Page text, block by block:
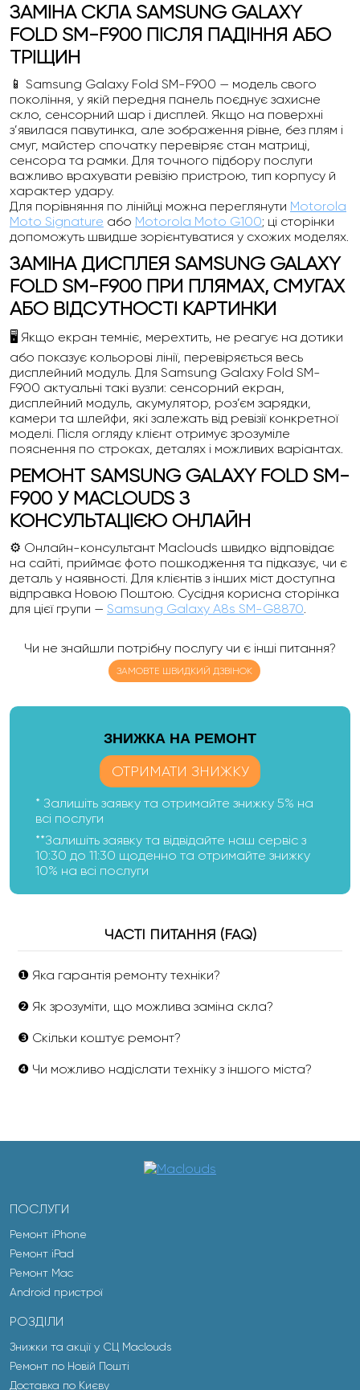
ЗАМІНА СКЛА SAMSUNG GALAXY
FOLD SM-F900 ПІСЛЯ ПАДІННЯ АБО
ТРІЩИН
📱 Samsung Galaxy Fold SM-F900 — модель свого
покоління, у якій передня панель поєднує захисне
скло, сенсорний шар і дисплей. Якщо на поверхні
з’явилася павутинка, але зображення рівне, без плям і
смуг, майстер спочатку перевіряє стан матриці,
сенсора та рамки. Для точного підбору послуги
важливо врахувати ревізію пристрою, тип корпусу й
характер удару.
Для порівняння по лінійці можна переглянути Motorola
Moto Signature або Motorola Moto G100; ці сторінки
допоможуть швидше зорієнтуватися у схожих моделях.
ЗАМІНА ДИСПЛЕЯ SAMSUNG GALAXY
FOLD SM-F900 ПРИ ПЛЯМАХ, СМУГАХ
АБО ВІДСУТНОСТІ КАРТИНКИ
🖥️ Якщо екран темніє, мерехтить, не реагує на дотики
або показує кольорові лінії, перевіряється весь
дисплейний модуль. Для Samsung Galaxy Fold SM-
F900 актуальні такі вузли: сенсорний екран,
дисплейний модуль, акумулятор, роз’єм зарядки,
камери та шлейфи, які залежать від ревізії конкретної
моделі. Після огляду клієнт отримує зрозуміле
пояснення по строках, деталях і можливих варіантах.
РЕМОНТ SAMSUNG GALAXY FOLD SM-
F900 У MACLOUDS З
КОНСУЛЬТАЦІЄЮ ОНЛАЙН
⚙️ Онлайн-консультант Maclouds швидко відповідає
на сайті, приймає фото пошкодження та підказує, чи є
деталь у наявності. Для клієнтів з інших міст доступна
відправка Новою Поштою. Сусідня корисна сторінка
для цієї групи — Samsung Galaxy A8s SM-G8870.
Чи не знайшли потрібну послугу чи є інші питання?
ЗАМОВТЕ ШВИДКИЙ ДЗВІНОК
ЗНИЖКА НА РЕМОНТ
ОТРИМАТИ ЗНИЖКУ
* Залишіть заявку та отримайте знижку 5% на
всі послуги
**Залишіть заявку та відвідайте наш сервіс з
10:30 до 11:30 щоденно та отримайте знижку
10% на всі послуги
ЧАСТІ ПИТАННЯ (FAQ)
❶ Яка гарантія ремонту техніки?
❷ Як зрозуміти, що можлива заміна скла?
❸ Скільки коштує ремонт?
❹ Чи можливо надіслати техніку з іншого міста?
ПОСЛУГИ
Ремонт iPhone
Ремонт iPad
Ремонт Mac
Android пристрої
РОЗДІЛИ
Знижки та акції у СЦ Maclouds
Ремонт по Новій Пошті
Доставка по Києву